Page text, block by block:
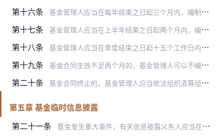
第十六条 基金管理人应当在每年结束之日起三个月内，编制完成基金年度报告，将年度报告登载在指定网站上，并将年度报告提示性公告登载在指定报刊上。
第十七条 基金管理人应当在上半年结束之日起两个月内，编制完成基金中期报告，将中期报告登载在指定网站上，并将中期报告提示性公告登载在指定报刊上。
第十八条 基金管理人应当在季度结束之日起十五个工作日内，编制完成基金季度报告，将季度报告登载在指定网站上，并将季度报告提示性公告登载在指定报刊上。
第十九条 基金合同生效不足两个月的，基金管理人可以不编制当期季度报告、中期报告或者年度报告。
第二十条 基金合同终止的，基金管理人应当依法组织清算组对基金财产进行清算并作出清算报告。清算报告应当经过具有证券、期货相关业务资格的会计师事务所审计，并由律师事务所出具法…
第五章 基金临时信息披露
第二十一条
基金发生重大事件，有关信息披露义务人应当在两日内编制临时报告书，并登载在指定报刊和指定网站上。